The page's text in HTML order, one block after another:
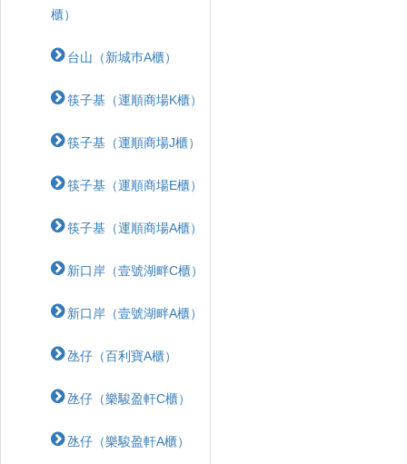
櫃）
台山（新城巿A櫃）
筷子基（運順商場K櫃）
筷子基（運順商場J櫃）
筷子基（運順商場E櫃）
筷子基（運順商場A櫃）
新口岸（壹號湖畔C櫃）
新口岸（壹號湖畔A櫃）
氹仔（百利寶A櫃）
氹仔（樂駿盈軒C櫃）
氹仔（樂駿盈軒A櫃）